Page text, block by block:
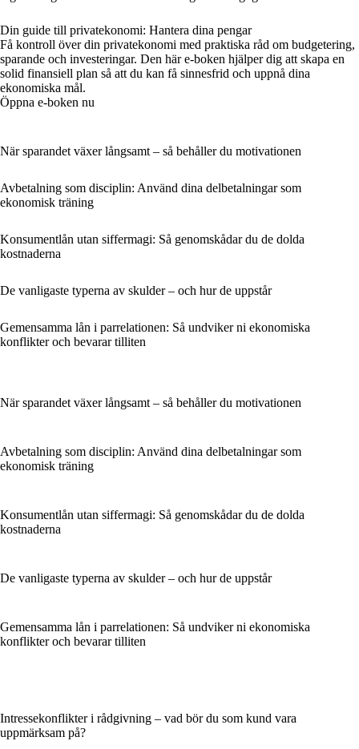
Din guide till privatekonomi: Hantera dina pengar
Få kontroll över din privatekonomi med praktiska råd om budgetering,
sparande och investeringar. Den här e-boken hjälper dig att skapa en
solid finansiell plan så att du kan få sinnesfrid och uppnå dina
ekonomiska mål.
Öppna e-boken nu
När sparandet växer långsamt – så behåller du motivationen
Avbetalning som disciplin: Använd dina delbetalningar som
ekonomisk träning
Konsumentlån utan siffermagi: Så genomskådar du de dolda
kostnaderna
De vanligaste typerna av skulder – och hur de uppstår
Gemensamma lån i parrelationen: Så undviker ni ekonomiska
konflikter och bevarar tilliten
När sparandet växer långsamt – så behåller du motivationen
Avbetalning som disciplin: Använd dina delbetalningar som
ekonomisk träning
Konsumentlån utan siffermagi: Så genomskådar du de dolda
kostnaderna
De vanligaste typerna av skulder – och hur de uppstår
Gemensamma lån i parrelationen: Så undviker ni ekonomiska
konflikter och bevarar tilliten
Intressekonflikter i rådgivning – vad bör du som kund vara
uppmärksam på?